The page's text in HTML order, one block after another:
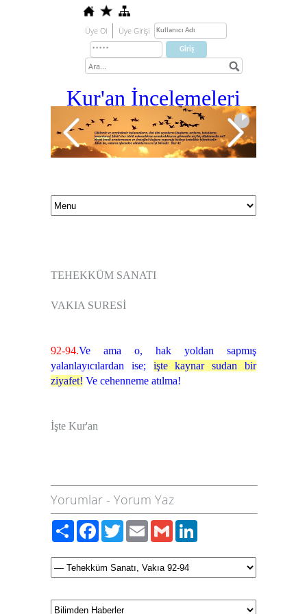
Üye Ol Üye Girişi
Kur'an İncelemeleri
TEHEKKÜM SANATI
VAKIA SURESİ
92-94.Ve ama o, hak yoldan sapmış
yalanlayıcılardan ise; işte kaynar sudan bir
ziyafet! Ve cehenneme atılma!
İşte Kur'an
Yorumlar - Yorum Yaz
PaylaşFacebook
TwitterEmailGmail